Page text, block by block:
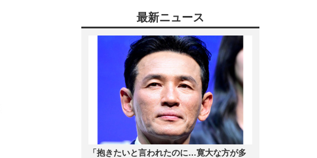
最新ニュース
「抱きたいと言われたのに…寛大な方が多